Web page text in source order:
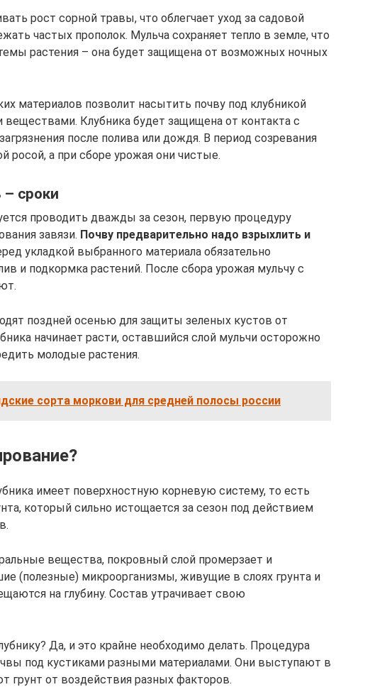
рост сорной травы, что облегчает уход за садовой
частых прополок. Мульча сохраняет тепло в земле, что
растения – она будет защищена от возможных ночных
материалов позволит насытить почву под клубникой
Клубника будет защищена от контакта с
после полива или дождя. В период созревания
росой, а при сборе урожая они чистые.
– сроки
проводить дважды за сезон, первую процедуру
завязи. Почву предварительно надо взрыхлить и
укладкой выбранного материала обязательно
и подкормка растений. После сбора урожая мульчу с
поздней осенью для защиты зеленых кустов от
начинает расти, оставшийся слой мульчи осторожно
молодые растения.
сорта моркови для средней полосы россии
имеет поверхностную корневую систему, то есть
который сильно истощается за сезон под действием
вещества, покровный слой промерзает и
(полезные) микроорганизмы, живущие в слоях грунта и
на глубину. Состав утрачивает свою
Да, и это крайне необходимо делать. Процедура
под кустиками разными материалами. Они выступают в
грунт от воздействия разных факторов.